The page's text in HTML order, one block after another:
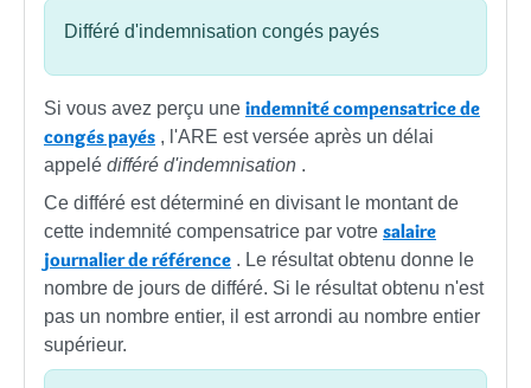
Différé d'indemnisation congés payés
Si vous avez perçu une indemnité compensatrice de
congés payés , l'ARE est versée après un délai
appelé différé d'indemnisation .
Ce différé est déterminé en divisant le montant de
cette indemnité compensatrice par votre salaire
journalier de référence . Le résultat obtenu donne le
nombre de jours de différé. Si le résultat obtenu n'est
pas un nombre entier, il est arrondi au nombre entier
supérieur.